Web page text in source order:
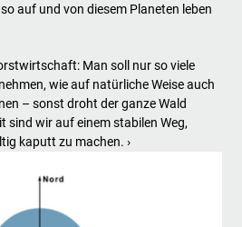
auf und von diesem Planeten leben
Man soll nur so viele
wie auf natürliche Weise auch
– sonst droht der ganze Wald
sind wir auf einem stabilen Weg,
kaputt zu machen. ›